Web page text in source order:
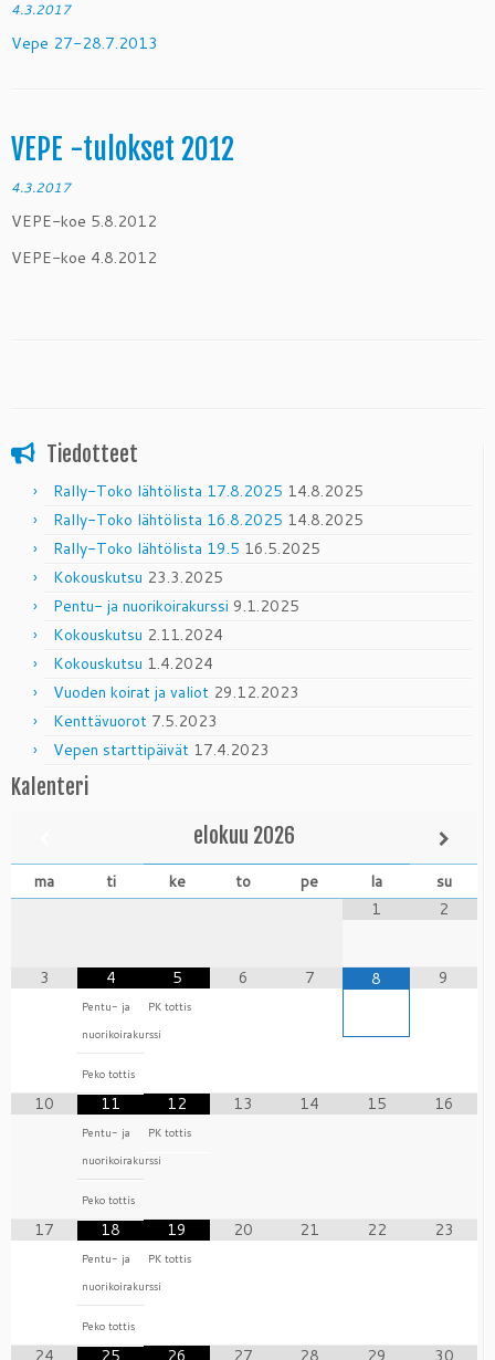
4.3.2017
Vepe 27-28.7.2013
VEPE -tulokset 2012
4.3.2017
VEPE-koe 5.8.2012
VEPE-koe 4.8.2012
Tiedotteet
Rally-Toko lähtölista 17.8.2025 14.8.2025
Rally-Toko lähtölista 16.8.2025 14.8.2025
Rally-Toko lähtölista 19.5 16.5.2025
Kokouskutsu 23.3.2025
Pentu- ja nuorikoirakurssi 9.1.2025
Kokouskutsu 2.11.2024
Kokouskutsu 1.4.2024
Vuoden koirat ja valiot 29.12.2023
Kenttävuorot 7.5.2023
Vepen starttipäivät 17.4.2023
Kalenteri
elokuu 2026
ma ti ke to pe la
su
1
2
3 4
Pentu- ja
nuorikoirakurssi
Peko tottis
5
PK tottis
6 7 8 9
10 11
Pentu- ja
nuorikoirakurssi
Peko tottis
12
PK tottis
13 14 15 16
17 18
Pentu- ja
nuorikoirakurssi
Peko tottis
19
PK tottis
20 21 22 23
24 25 26 27 28 29 30